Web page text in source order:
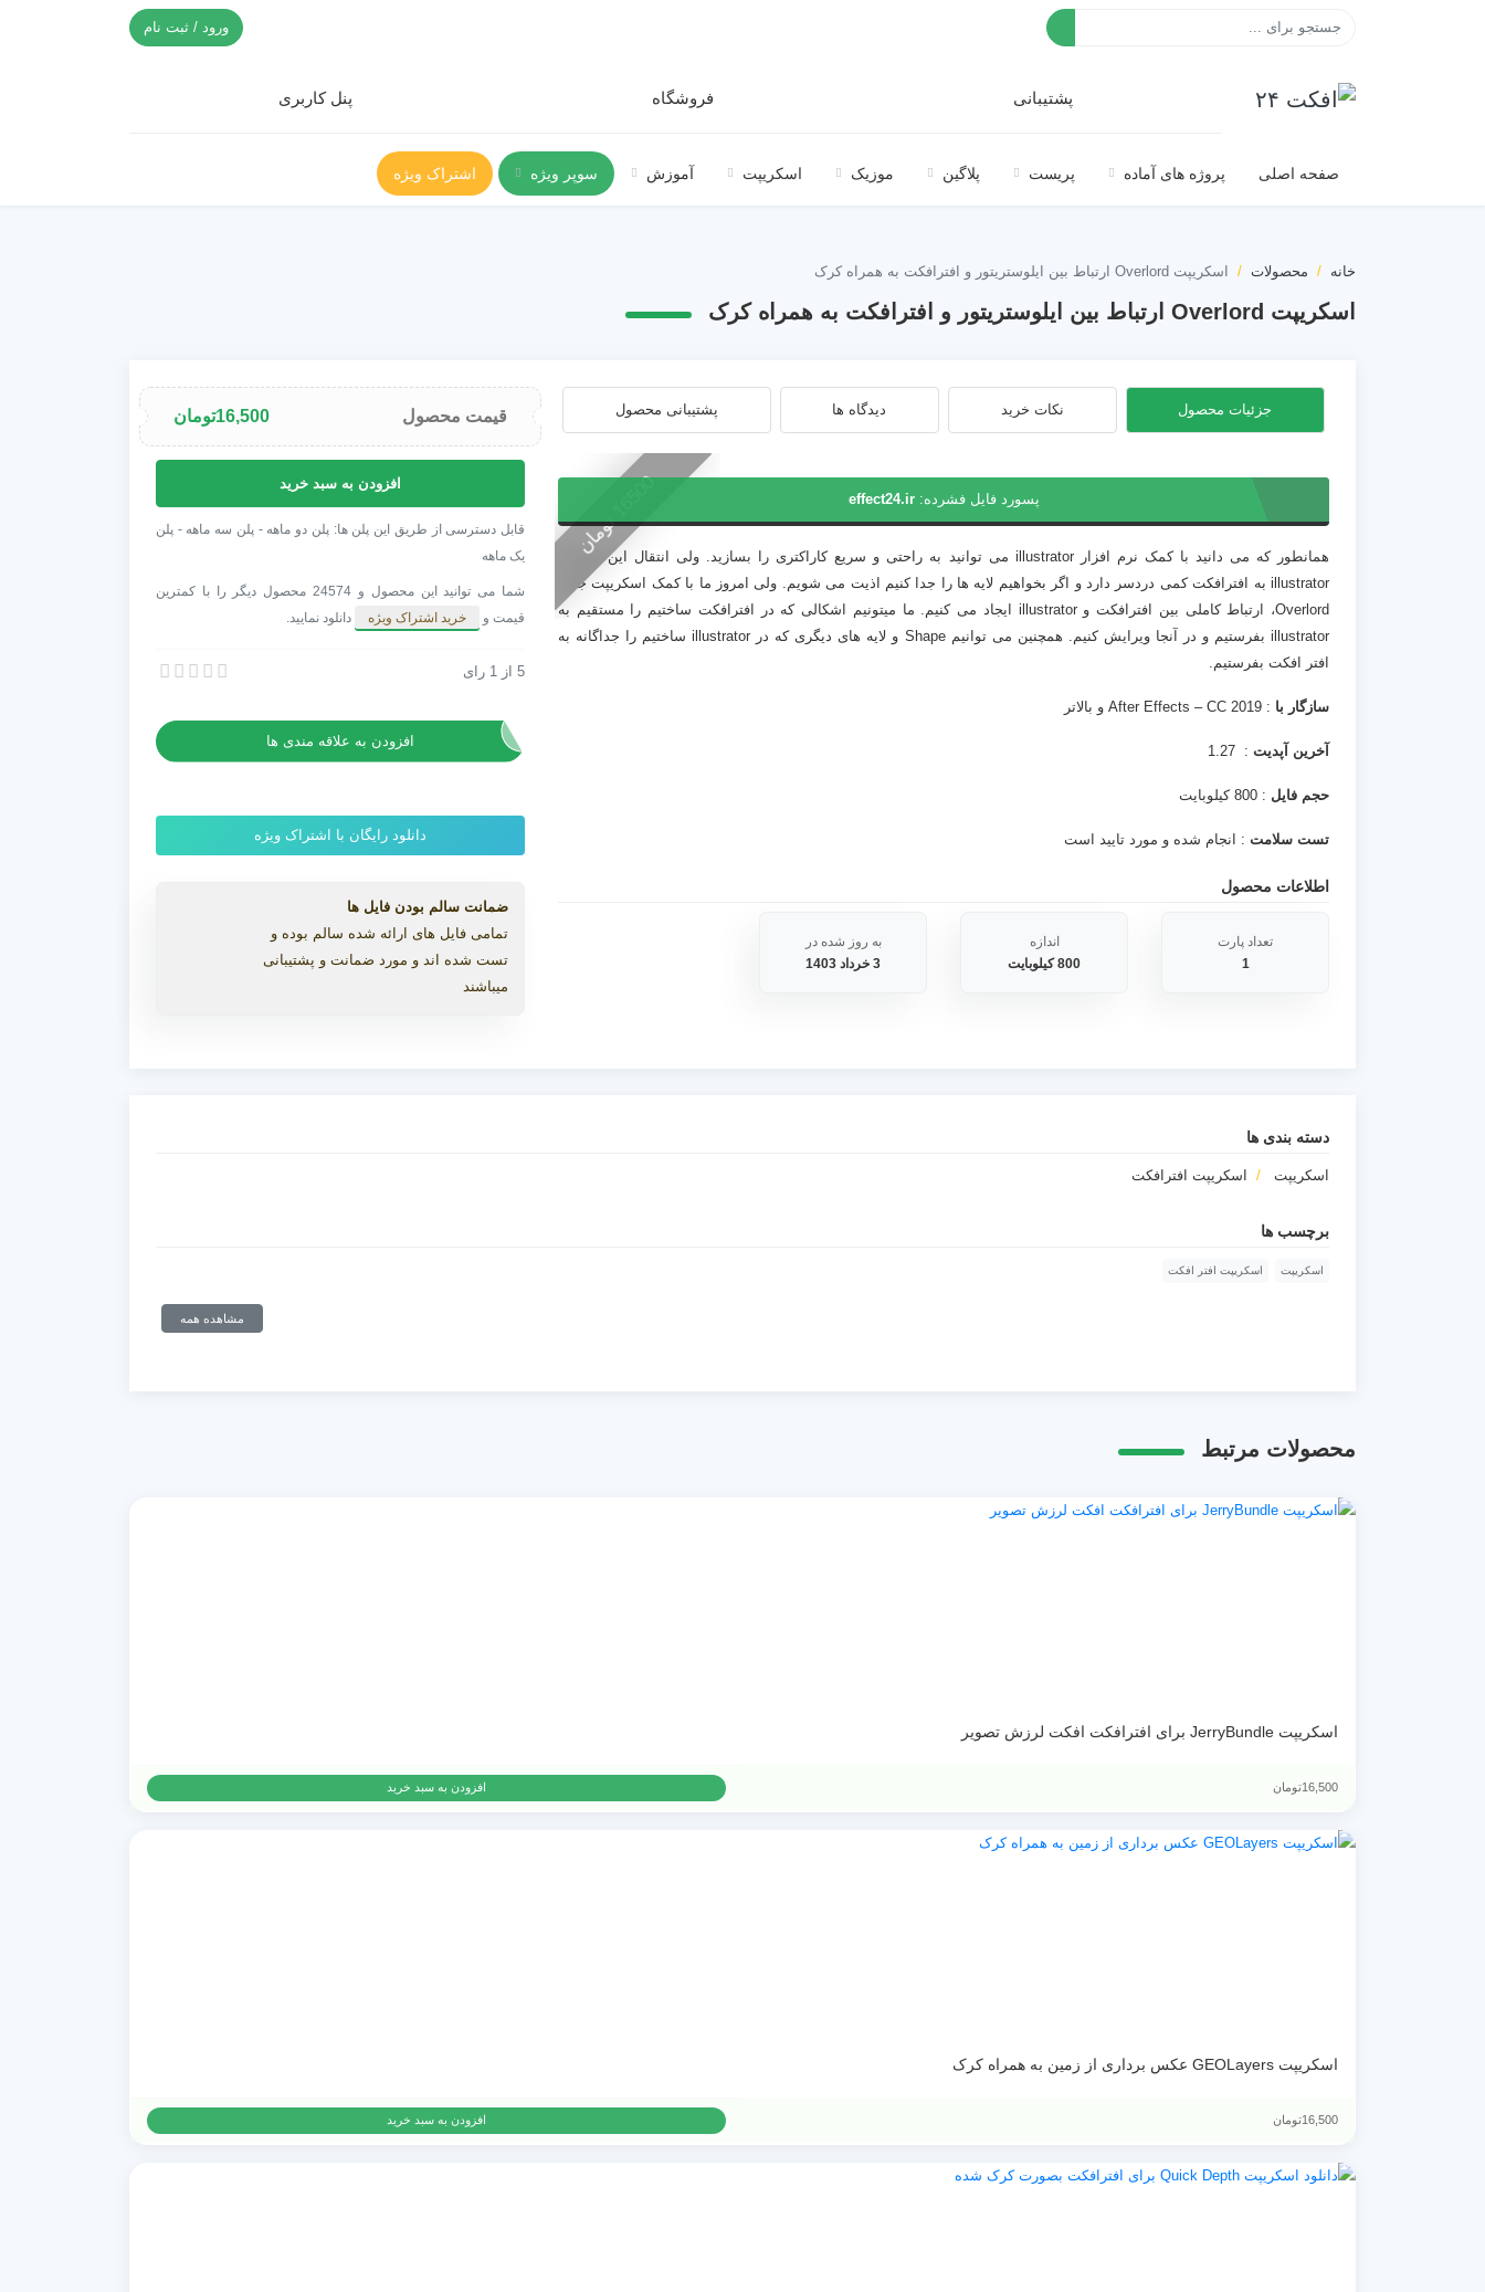
ورود / ثبت نام
پشتیبانی فروشگاه پنل کاربری
صفحه اصلی پروژه های آماده پریست پلاگین موزیک اسکریپت آموزش سوپر ویژه اشتراک ویژه
خانه محصولات اسکریپت Overlord ارتباط بین ایلوستریتور و افترافکت به همراه کرک
اسکریپت Overlord ارتباط بین ایلوستریتور و افترافکت به همراه کرک
جزئیات محصول نکات خرید دیدگاه ها پشتیبانی محصول
1
6
5
0
ت
و
م
ا
ن
پسورد فایل فشرده:effect24.ir
همانطور که می دانید با کمک نرم افزار illustrator می توانید به راحتی و سریع کاراکتری را بسازید. ولی انتقال این مدل از
illustrator به افترافکت کمی دردسر دارد و اگر بخواهیم لایه ها را جدا کنیم اذیت می شویم. ولی امروز ما با کمک اسکریپت جدید
Overlord، ارتباط کاملی بین افترافکت و illustrator ایجاد می کنیم. ما میتونیم اشکالی که در افترافکت ساختیم را مستقیم به
illustrator بفرستیم و در آنجا ویرایش کنیم. همچنین می توانیم Shape و لایه های دیگری که در illustrator ساختیم را جداگانه به
افتر افکت بفرستیم.
سازگار با : After Effects – CC 2019 و بالاتر
آخرین آپدیت : 1.27
حجم فایل : 800 کیلوبایت
تست سلامت : انجام شده و مورد تایید است
اطلاعات محصول
تعداد پارت
1
اندازه
800 کیلوبایت
به روز شده در
3 خرداد 1403
قیمت محصول 16,500تومان
Overlord
ارتباط
بین
ایلوستریتور
افترافکت
به
عدد
افزودن به سبد خرید
قابل دسترسی از طریق این پلن ها: پلن دو ماهه - پلن سه ماهه - پلن
یک ماهه
شما می توانید این محصول و 24574 محصول دیگر را با کمترین
قیمت و
خرید اشتراک ویژه دانلود نمایید.
اسکریپت Overlord ارتباط بین ایلوستریتور و افترافکت به همراه کرک
5 از 1 رای
افزودن به علاقه مندی ها
دانلود رایگان با اشتراک ویژه
ضمانت سالم بودن فایل ها
تمامی فایل های ارائه شده سالم بوده و
تست شده اند و مورد ضمانت و پشتیبانی
میباشند
دسته بندی ها
اسکریپت اسکریپت افترافکت
برچسب ها
اسکریپت اسکریپت افتر افکت
مشاهده همه
محصولات مرتبط
اسکریپت JerryBundle برای افترافکت افکت لرزش تصویر
16,500تومان افزودن به سبد خرید
اسکریپت GEOLayers عکس برداری از زمین به همراه کرک
16,500تومان افزودن به سبد خرید